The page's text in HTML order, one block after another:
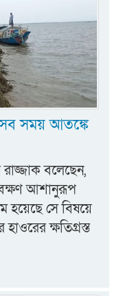
সব সময় আতঙ্কে
বলেছেন,
আশানুরূপ
হয়েছে সে বিষয়ে
ক্ষতিগ্রস্ত